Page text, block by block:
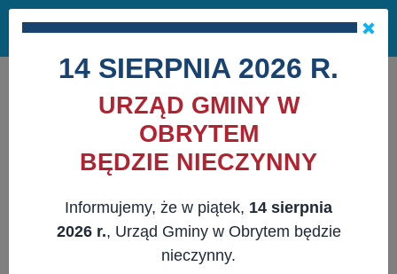
Masz pytania? 29 741 10 04
NAPISZ DO NAS
×
14 SIERPNIA 2026 R.
URZĄD GMINY W
OBRYTEM
BĘDZIE NIECZYNNY
Informujemy, że w piątek, 14 sierpnia
2026 r., Urząd Gminy w Obrytem będzie
nieczynny.